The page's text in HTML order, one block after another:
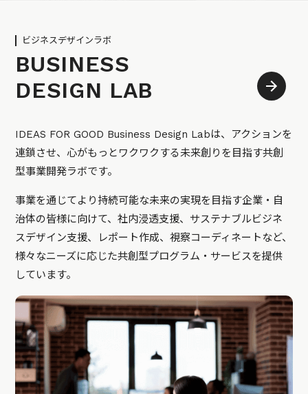
ビジネスデザインラボ
BUSINESS
DESIGN LAB
IDEAS FOR GOOD Business Design Labは、アクションを
連鎖させ、心がもっとワクワクする未来創りを目指す共創
型事業開発ラボです。
事業を通じてより持続可能な未来の実現を目指す企業・自
治体の皆様に向けて、社内浸透支援、サステナブルビジネ
スデザイン支援、レポート作成、視察コーディネートなど、
様々なニーズに応じた共創型プログラム・サービスを提供
しています。